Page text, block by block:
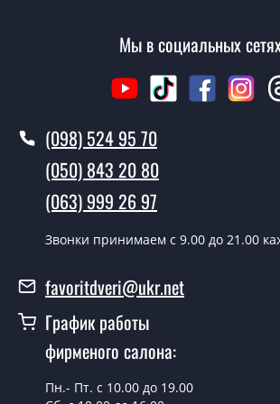
Вызов замерщика-консультанта стоит
Вы производите
межкомнатных дверей ТМ
Да производим. Монтаж
Фаворит производится согласно
кроме воскресенья.
Modern-76-mirror
Стоимость установки дверей Modern-
от 1800 грн.
Можно на сегодня
Мы в социальных
(098) 524 95 70
(050) 843 20 80
(063) 999 26 97
Звонки принимаем c 9.00 до 21.00
favoritdveri@ukr.net
График работы
фирменого салона:
Пн.- Пт. с 10.00 до 19.00